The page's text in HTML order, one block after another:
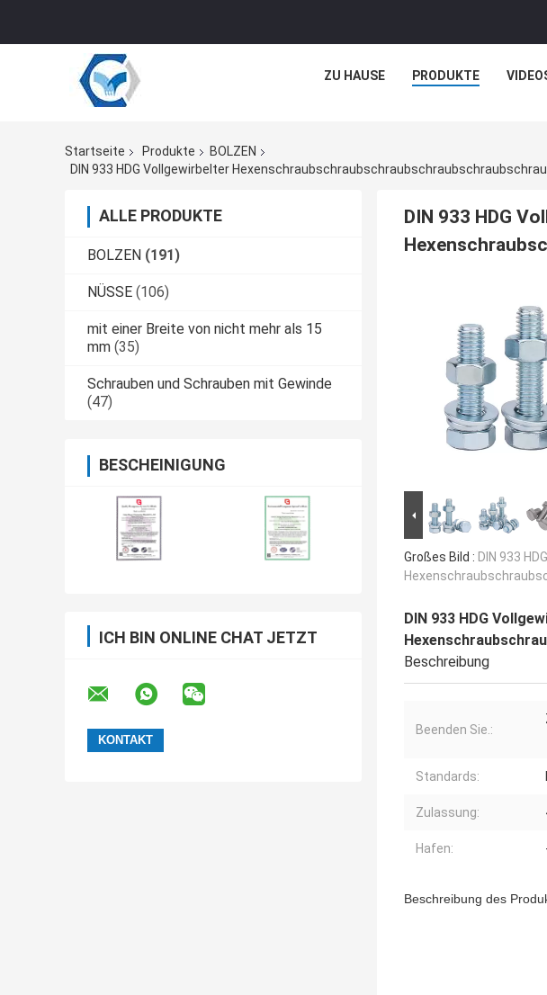
ZU HAUSE PRODUKTE
Startseite Produkte
BOLZEN
ALLE PRODUKTE
BOLZEN (191)
NÜSSE (106)
mit einer Breite von nicht mehr als 15
mm (35)
Schrauben und Schrauben mit Gewinde
(47)
BESCHEINIGUNG
ICH BIN ONLINE CHAT JETZT
DIN 933 HDG
Großes Bild : DIN 933
DIN 933 HDG
Beschreibung
Beenden Sie.:
Standards:
Zulassung:
Hafen:
Beschreibung des